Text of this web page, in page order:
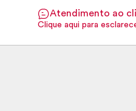
Atendimento ao
Clique aqui para